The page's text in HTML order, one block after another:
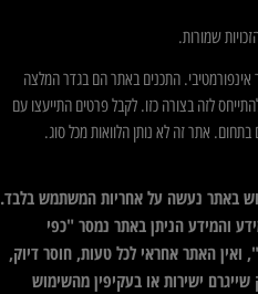
שמורות.
אינפורמטיבי. התכנים באתר הם בגדר המלצה
לזה בצורה כזו. לקבל פרטים התייעצו עם
בתחום. אתר זה לא נותן הלוואות מכל סוג.
באתר נעשה על אחריות המשתמש בלבד.
והמידע הניתן באתר נמסר "כפי
ואין האתר אחראי לכל טעות, חוסר דיוק,
שייגרם ישירות או בעקיפין מהשימוש